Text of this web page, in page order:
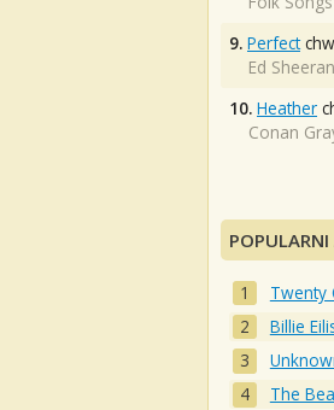
9. Perfect
Ed Sheeran
10. Heather
Conan
POPULARNI
Twenty
Billie
The